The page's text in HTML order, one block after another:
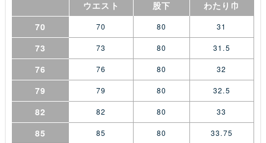
ウエスト 股下
わたり巾
70
70 80 31
73 73 80 31.5
76 76 80 32
79 79 80 32.5
82 82 80 33
85 85 80 33.75